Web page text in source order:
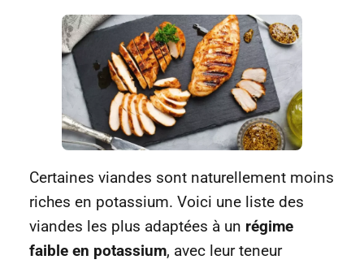
Certaines viandes sont naturellement moins
riches en potassium. Voici une liste des
viandes les plus adaptées à un régime
faible en potassium, avec leur teneur